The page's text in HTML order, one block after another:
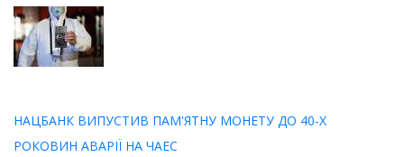
НАЦБАНК ВИПУСТИВ ПАМ'ЯТНУ МОНЕТУ ДО 40-Х
РОКОВИН АВАРІЇ НА ЧАЕС